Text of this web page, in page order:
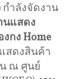
กำลังจัดงาน
นแสดง
กงHome
สดงสินค้า
ณ ศูนย์